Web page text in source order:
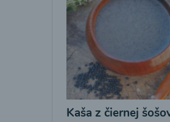
Kaša z čiernej